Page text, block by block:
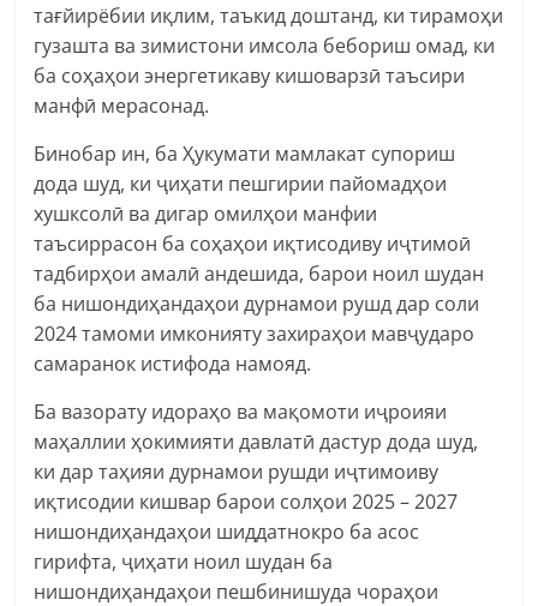
тағйирёбии иқлим, таъкид доштанд, ки тирамоҳи
гузашта ва зимистони имсола бебориш омад, ки
ба соҳаҳои энергетикаву кишоварзӣ таъсири
манфӣ мерасонад.
Бинобар ин, ба Ҳукумати мамлакат супориш
дода шуд, ки ҷиҳати пешгирии пайомадҳои
хушксолӣ ва дигар омилҳои манфии
таъсиррасон ба соҳаҳои иқтисодиву иҷтимоӣ
тадбирҳои амалӣ андешида, барои ноил шудан
ба нишондиҳандаҳои дурнамои рушд дар соли
2024 тамоми имконияту захираҳои мавҷударо
самаранок истифода намояд.
Ба вазорату идораҳо ва мақомоти иҷроияи
маҳаллии ҳокимияти давлатӣ дастур дода шуд,
ки дар таҳияи дурнамои рушди иҷтимоиву
иқтисодии кишвар барои солҳои 2025 – 2027
нишондиҳандаҳои шиддатнокро ба асос
гирифта, ҷиҳати ноил шудан ба
нишондиҳандаҳои пешбинишуда чораҳои